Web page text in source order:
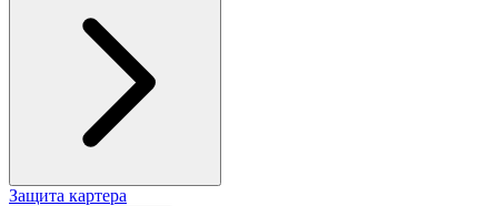
Защита картера